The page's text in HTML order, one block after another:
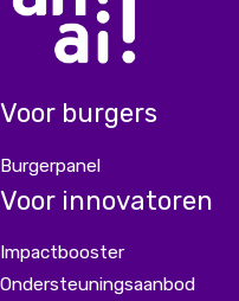
Voor burgers
Burgerpanel
Voor innovatoren
Impactbooster
Ondersteuningsaanbod